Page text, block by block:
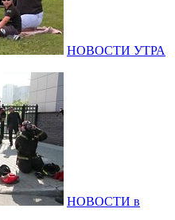
НОВОСТИ УТРА
НОВОСТИ в